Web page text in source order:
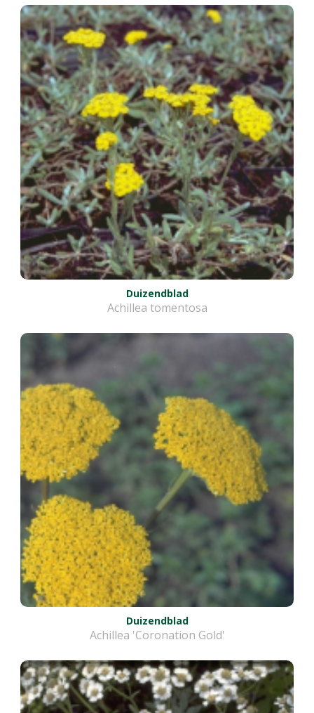
Duizendblad
Achillea tomentosa
Duizendblad
Achillea 'Coronation Gold'